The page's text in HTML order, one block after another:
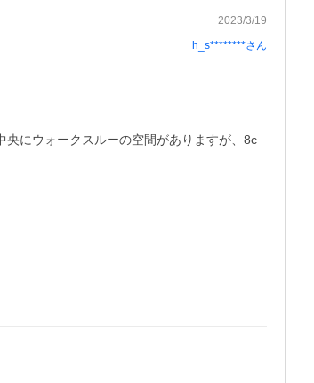
2023/3/19
h_s********さん
にウォークスルーの空間がありますが、8c